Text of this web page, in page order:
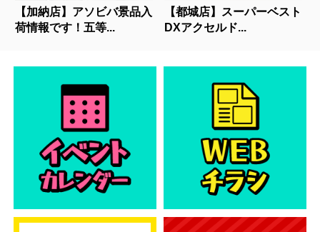
【加納店】アソビバ景品入
荷情報です！五等...
【都城店】スーパーベスト
DXアクセルド...